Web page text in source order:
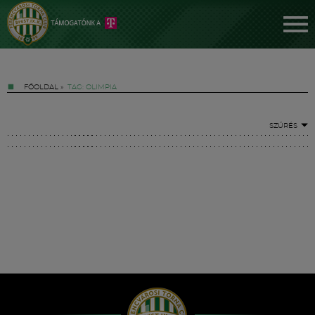
FŐOLDAL » TAG: OLIMPIA
SZŰRÉS
Hírek